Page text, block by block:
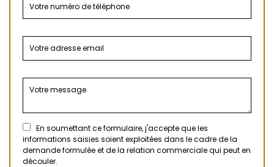
En soumettant ce formulaire, j'accepte que les
informations saisies soient exploitées dans le cadre de la
demande formulée et de la relation commerciale qui peut en
découler.